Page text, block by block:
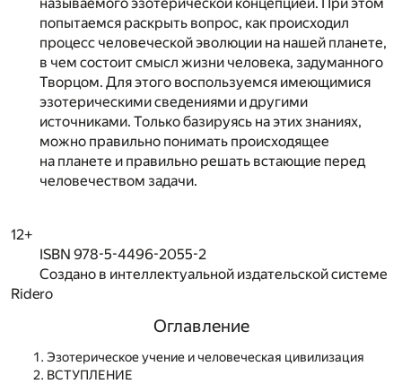
попытаемся раскрыть вопрос, как происходил
процесс человеческой эволюции на нашей планете,
в чем состоит смысл жизни человека, задуманного
Творцом. Для этого воспользуемся имеющимися
эзотерическими сведениями и другими
источниками. Только базируясь на этих знаниях,
можно правильно понимать происходящее
на планете и правильно решать встающие перед
человечеством задачи.
12+
ISBN 978-5-4496-2055-2
Создано в интеллектуальной издательской системе
Ridero
Оглавление
Эзотерическое учение и человеческая цивилизация
ВСТУПЛЕНИЕ